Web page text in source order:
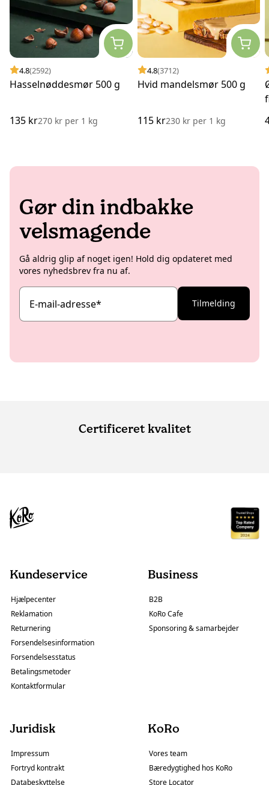
4.8(2592)
Hasselnøddesmør 500 g
135 kr270 kr per 1 kg
4.8(3712)
Hvid mandelsmør 500 g
115 kr230 kr per1 kg
Gør din indbakke
velsmagende
Gå aldrig glip af noget igen! Hold dig opdateret med
vores nyhedsbrev fra nu af.
E-mail-adresse* Tilmelding
Certificeret kvalitet
Kundeservice
Hjælpecenter
Reklamation
Returnering
Forsendelsesinformation
Forsendelsesstatus
Betalingsmetoder
Kontaktformular
Business
B2B
KoRo Cafe
Sponsoring & samarbejder
Juridisk
Impressum
Fortryd kontrakt
Databeskyttelse
KoRo
Vores team
Bæredygtighed hos KoRo
Store Locator